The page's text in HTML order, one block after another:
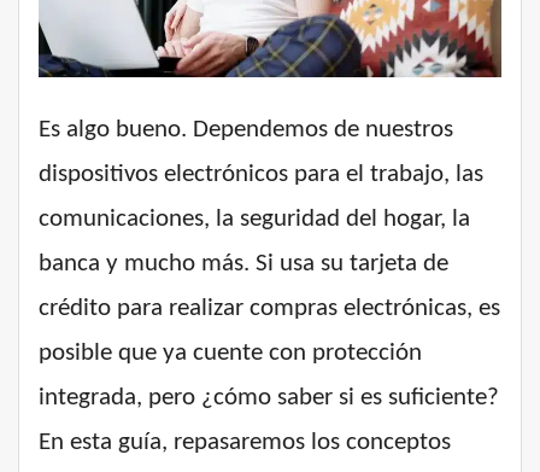
Es algo bueno. Dependemos de nuestros
dispositivos electrónicos para el trabajo, las
comunicaciones, la seguridad del hogar, la
banca y mucho más. Si usa su tarjeta de
crédito para realizar compras electrónicas, es
posible que ya cuente con protección
integrada, pero ¿cómo saber si es suficiente?
En esta guía, repasaremos los conceptos